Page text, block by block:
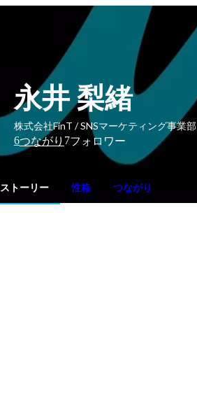
永井 梨緒
株式会社FinT / SNSマーケティング事業部
6つながり 7フォロワー
ストーリー 性格 つながり